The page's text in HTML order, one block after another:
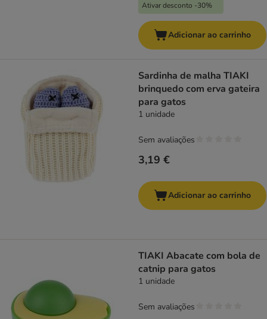
Ativar desconto -30%
Adicionar ao carrinho
Sardinha de malha TIAKI
brinquedo com erva gateira
para gatos
1 unidade
3,19 €
Sem avaliações
Adicionar ao carrinho
TIAKI Abacate com bola de
catnip para gatos
1 unidade
Sem avaliações